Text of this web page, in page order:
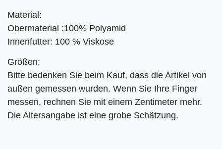
Material:
Obermaterial :100% Polyamid
Innenfutter: 100 % Viskose
Größen:
Bitte bedenken Sie beim Kauf, dass die Artikel von
außen gemessen wurden. Wenn Sie Ihre Finger
messen, rechnen Sie mit einem Zentimeter mehr.
Die Altersangabe ist eine grobe Schätzung.